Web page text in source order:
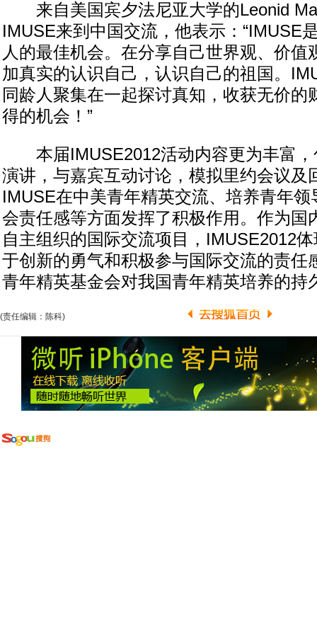
来自美国宾夕法尼亚大学的Leonid
IMUSE来到中国交流，他表示：“IMUSE
人的最佳机会。在分享自己世界观、价值
加真实的认识自己，认识自己的祖国。
同龄人聚集在一起探讨真知，收获无价的
得的机会！”
本届IMUSE2012活动内容更为丰富，
演讲，与嘉宾互动讨论，模拟里约会议及
IMUSE在中美青年精英交流、培养青年
会责任感等方面发挥了积极作用。作为国
自主组织的国际交流项目，IMUSE2012
于创新的勇气和积极参与国际交流的责任
青年精英基金会对我国青年精英培养的持
(责任编辑：陈科)